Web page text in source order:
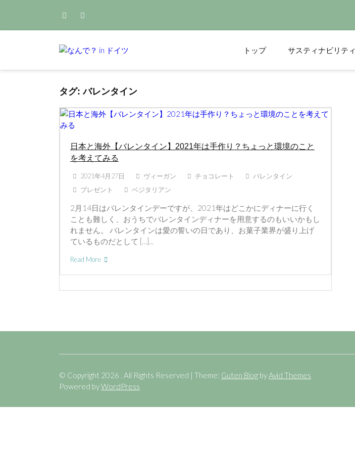
なんで？ in ドイツ
トップ サスティナビリティ
Home
タグ:バレンタイン
日本と海外【バレンタイン】2021年は手作り？ちょっと環境のこと
を考えてみる
2021年4月27日 ヴィーガン チョコレート
バレンタイン
プレゼント
ベジタリアン
2月14日はバレンタインデーですが、2021年はどこかにディナーに行く
ことも難しく、おうちでバレンタインディナーを用意するのもいいかもし
れません。 バレンタインは愛の誓いの日であり、お菓子業界が盛り上げ
ているものだとして […]...
Read More
© Copyright 2026 . All Rights Reserved | Theme: Guten Blog byAvid Themes
Powered byWordPress